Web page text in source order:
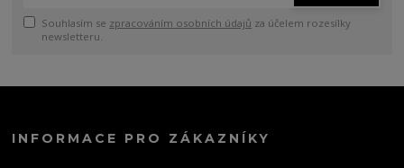
Souhlasím se zpracováním osobních údajů za účelem rozesílky
newsletteru.
INFORMACE PRO ZÁKAZNÍKY